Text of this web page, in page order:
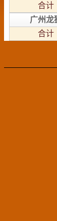
合计
广州龙
合计